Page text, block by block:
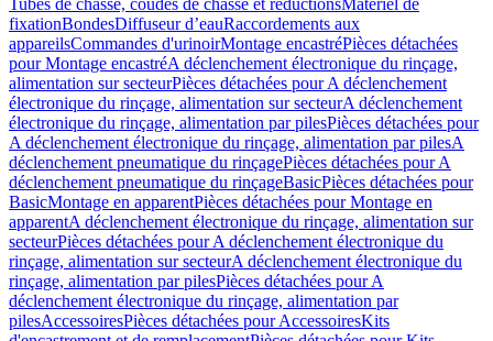
Tubes de chasse, coudes de chasse et réductionsMatériel de
fixationBondesDiffuseur d’eauRaccordements aux
appareilsCommandes d'urinoirMontage encastréPièces détachées
pour Montage encastréA déclenchement électronique du rinçage,
alimentation sur secteurPièces détachées pour A déclenchement
électronique du rinçage, alimentation sur secteurA déclenchement
électronique du rinçage, alimentation par pilesPièces détachées pour
A déclenchement électronique du rinçage, alimentation par pilesA
déclenchement pneumatique du rinçagePièces détachées pour A
déclenchement pneumatique du rinçageBasicPièces détachées pour
BasicMontage en apparentPièces détachées pour Montage en
apparentA déclenchement électronique du rinçage, alimentation sur
secteurPièces détachées pour A déclenchement électronique du
rinçage, alimentation sur secteurA déclenchement électronique du
rinçage, alimentation par pilesPièces détachées pour A
déclenchement électronique du rinçage, alimentation par
pilesAccessoiresPièces détachées pour AccessoiresKits